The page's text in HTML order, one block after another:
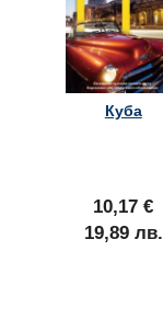
Куба
10,17 €
19,89 лв.